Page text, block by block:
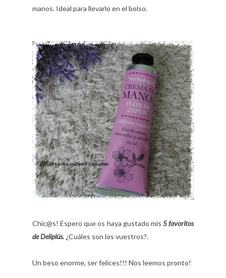
manos. Ideal para llevarlo en el bolso.
Chic@s! Espero que os haya gustado mis 5 favoritos
de Deliplús. ¿Cuáles son los vuestros?.
Un beso enorme, ser felices!!! Nos leemos pronto!